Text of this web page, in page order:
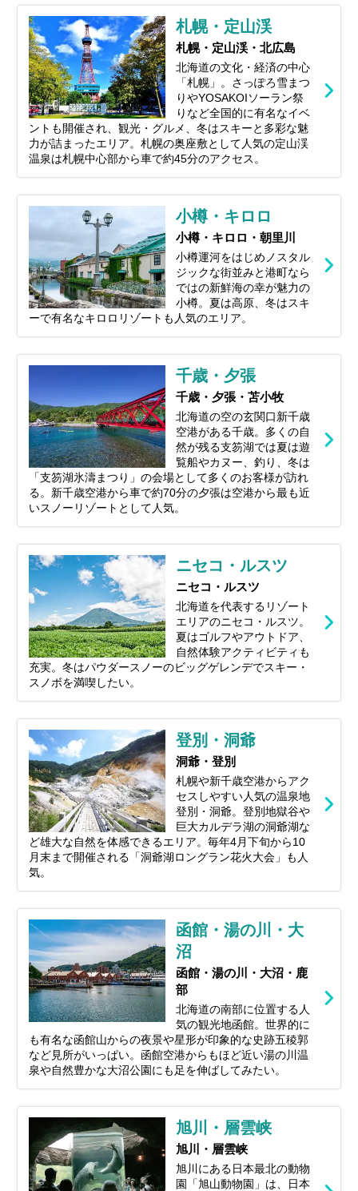
るコツまで、北海道旅行を120%楽しむた
めの情報をお届けします！
札幌・定山渓
札幌・定山渓・北広島
北海道の文化・経済の中心
「札幌」。さっぽろ雪まつ
りやYOSAKOIソーラン祭
りなど全国的に有名なイベ
ントも開催され、観光・グルメ、冬はスキーと多彩な魅
力が詰まったエリア。札幌の奥座敷として人気の定山渓
温泉は札幌中心部から車で約45分のアクセス。
小樽・キロロ
小樽・キロロ・朝里川
小樽運河をはじめノスタル
ジックな街並みと港町なら
ではの新鮮海の幸が魅力の
小樽。夏は高原、冬はスキ
ーで有名なキロロリゾートも人気のエリア。
千歳・夕張
千歳・夕張・苫小牧
北海道の空の玄関口新千歳
空港がある千歳。多くの自
然が残る支笏湖では夏は遊
覧船やカヌー、釣り、冬は
「支笏湖氷濤まつり」の会場として多くのお客様が訪れ
る。新千歳空港から車で約70分の夕張は空港から最も近
いスノーリゾートとして人気。
ニセコ・ルスツ
ニセコ・ルスツ
北海道を代表するリゾート
エリアのニセコ・ルスツ。
夏はゴルフやアウトドア、
自然体験アクティビティも
充実。冬はパウダースノーのビッグゲレンデでスキー・
スノボを満喫したい。
登別・洞爺
洞爺・登別
札幌や新千歳空港からアク
セスしやすい人気の温泉地
登別・洞爺。登別地獄谷や
巨大カルデラ湖の洞爺湖な
ど雄大な自然を体感できるエリア。毎年4月下旬から10
月末まで開催される「洞爺湖ロングラン花火大会」も人
気。
函館・湯の川・大
沼
函館・湯の川・大沼・鹿
部
北海道の南部に位置する人
気の観光地函館。世界的に
も有名な函館山からの夜景や星形が印象的な史跡五稜郭
など見所がいっぱい。函館空港からもほど近い湯の川温
泉や自然豊かな大沼公園にも足を伸ばしてみたい。
旭川・層雲峡
旭川・層雲峡
旭川にある日本最北の動物
園「旭山動物園」は、日本